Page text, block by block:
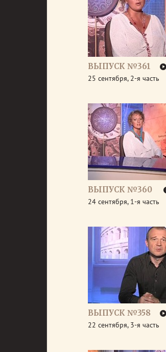
ВЫПУСК №361
25 сентября, 2-я часть
ВЫПУСК №360
24 сентября, 1-я часть
ВЫПУСК №358
22 сентября, 3-я часть